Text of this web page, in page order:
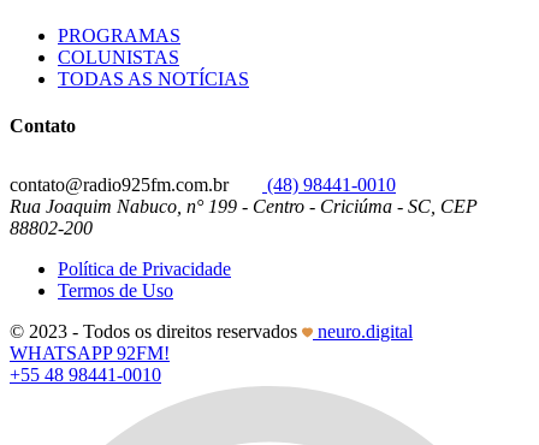
PROGRAMAS
COLUNISTAS
TODAS AS NOTÍCIAS
Contato
contato@radio925fm.com.br
(48) 98441-0010
Rua Joaquim Nabuco, n° 199 - Centro - Criciúma - SC, CEP
88802-200
Política de Privacidade
Termos de Uso
© 2023 - Todos os direitos reservados
neuro.digital
WHATSAPP 92FM!
+55 48 98441-0010